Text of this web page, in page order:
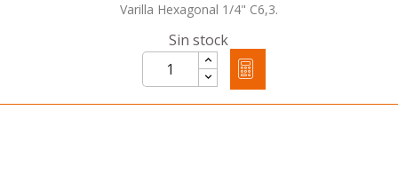
Varilla Hexagonal 1/4" C6,3.
Sin stock